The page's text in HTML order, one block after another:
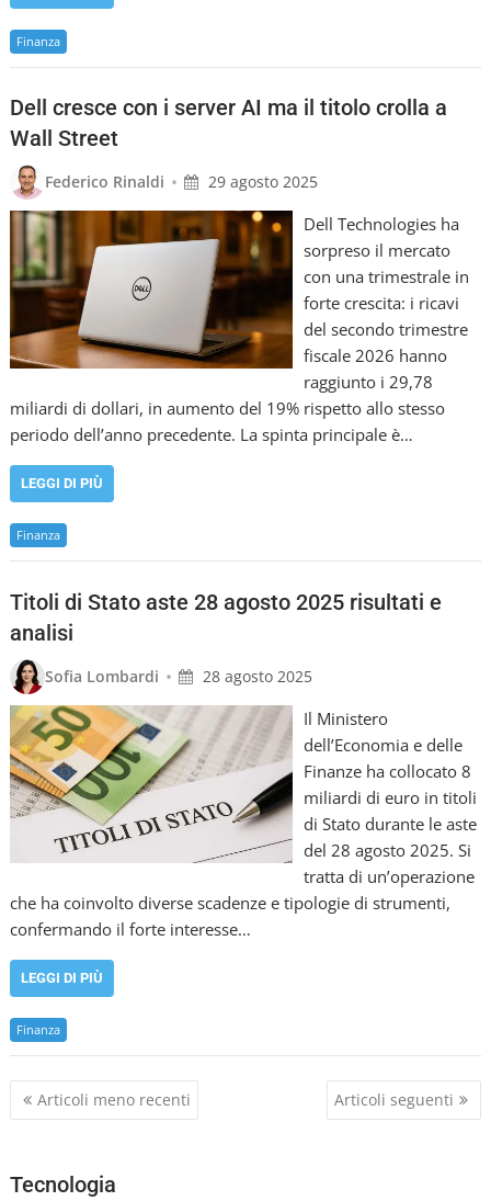
Finanza
Dell cresce con i server AI ma il titolo crolla a
Wall Street
Federico Rinaldi • 29 agosto 2025
Dell Technologies ha
sorpreso il mercato
con una trimestrale in
forte crescita: i ricavi
del secondo trimestre
fiscale 2026 hanno
raggiunto i 29,78
miliardi di dollari, in aumento del 19% rispetto allo stesso
periodo dell’anno precedente. La spinta principale è…
LEGGI DI PIÙ
Finanza
Titoli di Stato aste 28 agosto 2025 risultati e
analisi
Sofia Lombardi • 28 agosto 2025
Il Ministero
dell’Economia e delle
Finanze ha collocato 8
miliardi di euro in titoli
di Stato durante le aste
del 28 agosto 2025. Si
tratta di un’operazione
che ha coinvolto diverse scadenze e tipologie di strumenti,
confermando il forte interesse…
LEGGI DI PIÙ
Finanza
N
a
i
g
Articoli meno recenti Articoli seguenti
Tecnologia